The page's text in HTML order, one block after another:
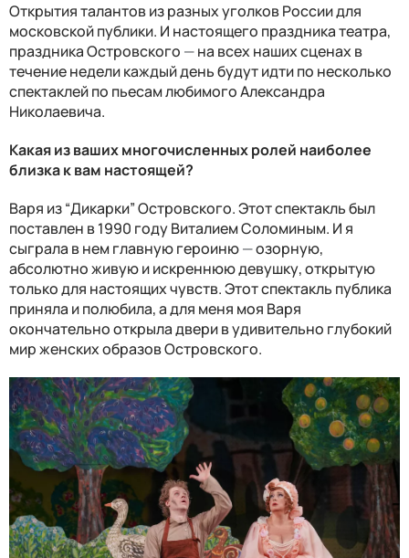
Открытия талантов из разных уголков России для
московской публики. И настоящего праздника театра,
праздника Островского —на всех наших сценах в
течение недели каждый день будут идти по несколько
спектаклей по пьесам любимого Александра
Николаевича.
Какая из ваших многочисленных ролей наиболее
близка к вам настоящей?
Варя из “Дикарки” Островского. Этот спектакль был
поставлен в 1990 году Виталием Соломиным. И я
сыграла в нем главную героиню—озорную,
абсолютно живую и искреннюю девушку, открытую
только для настоящих чувств. Этот спектакль публика
приняла и полюбила, а для меня моя Варя
окончательно открыла двери в удивительно глубокий
мир женских образов Островского.